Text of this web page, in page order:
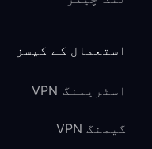
استعمال کے کیسز
اسٹریمنگ VPN
گیمنگ VPN